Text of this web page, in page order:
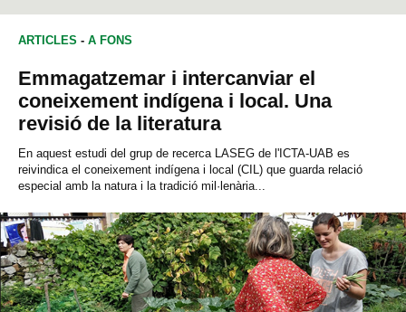
DEMOGRAFIA
ARTICLES - A FONS
Emmagatzemar i intercanviar el
coneixement indígena i local. Una
revisió de la literatura
En aquest estudi del grup de recerca LASEG de l'ICTA-UAB es
reivindica el coneixement indígena i local (CIL) que guarda relació
especial amb la natura i la tradició mil·lenària...